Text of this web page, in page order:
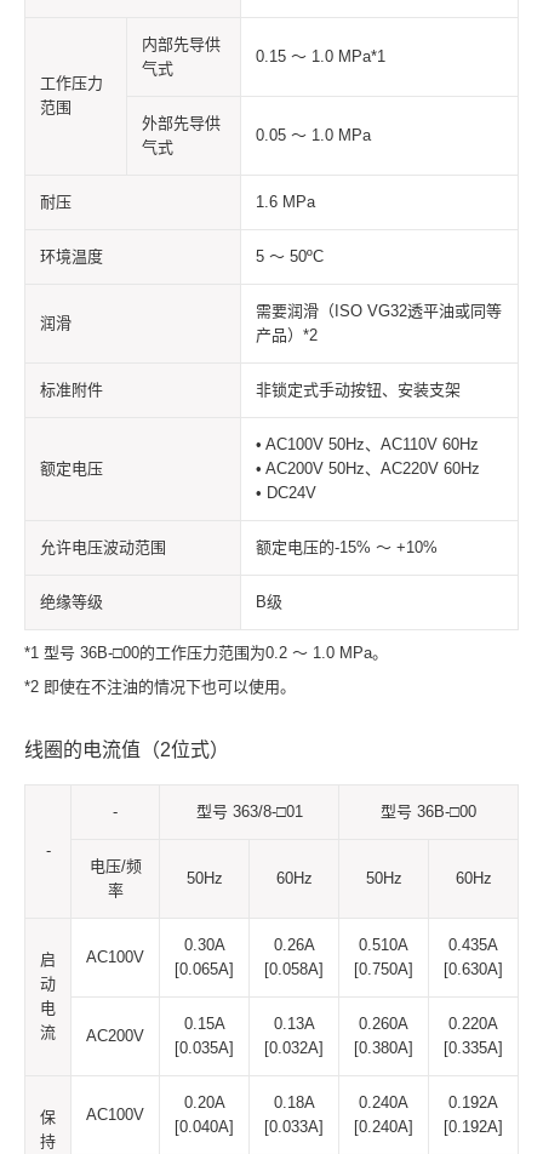
工作压力
范围
内部先导供
气式
0.15 ～ 1.0 MPa*1
外部先导供
气式
0.05 ～ 1.0 MPa
耐压 1.6 MPa
环境温度 5 ～ 50ºC
润滑
需要润滑（ISO VG32透平油或同等
产品）*2
标准附件 非锁定式手动按钮、安装支架
额定电压
• AC100V 50Hz、AC110V 60Hz
• AC200V 50Hz、AC220V 60Hz
• DC24V
允许电压波动范围 额定电压的-15% ～ +10%
绝缘等级 B级
*1 型号 36B-□00的工作压力范围为0.2 ～ 1.0 MPa。
*2 即使在不注油的情况下也可以使用。
线圈的电流值（2位式）
-
- 型号 363/8-□01 型号 36B-□00
电压/频
率
50Hz 60Hz 50Hz 60Hz
启
动
电
流
AC100V
0.30A
[0.065A]
0.26A
[0.058A]
0.510A
[0.750A]
0.435A
[0.630A]
AC200V
0.15A
[0.035A]
0.13A
[0.032A]
0.260A
[0.380A]
0.220A
[0.335A]
保
持
AC100V
0.20A
[0.040A]
0.18A
[0.033A]
0.240A
[0.240A]
0.192A
[0.192A]